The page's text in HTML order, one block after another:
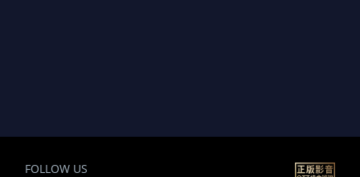
FOLLOW US